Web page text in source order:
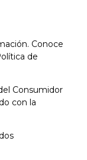
Conoce
de
Consumidor
con la